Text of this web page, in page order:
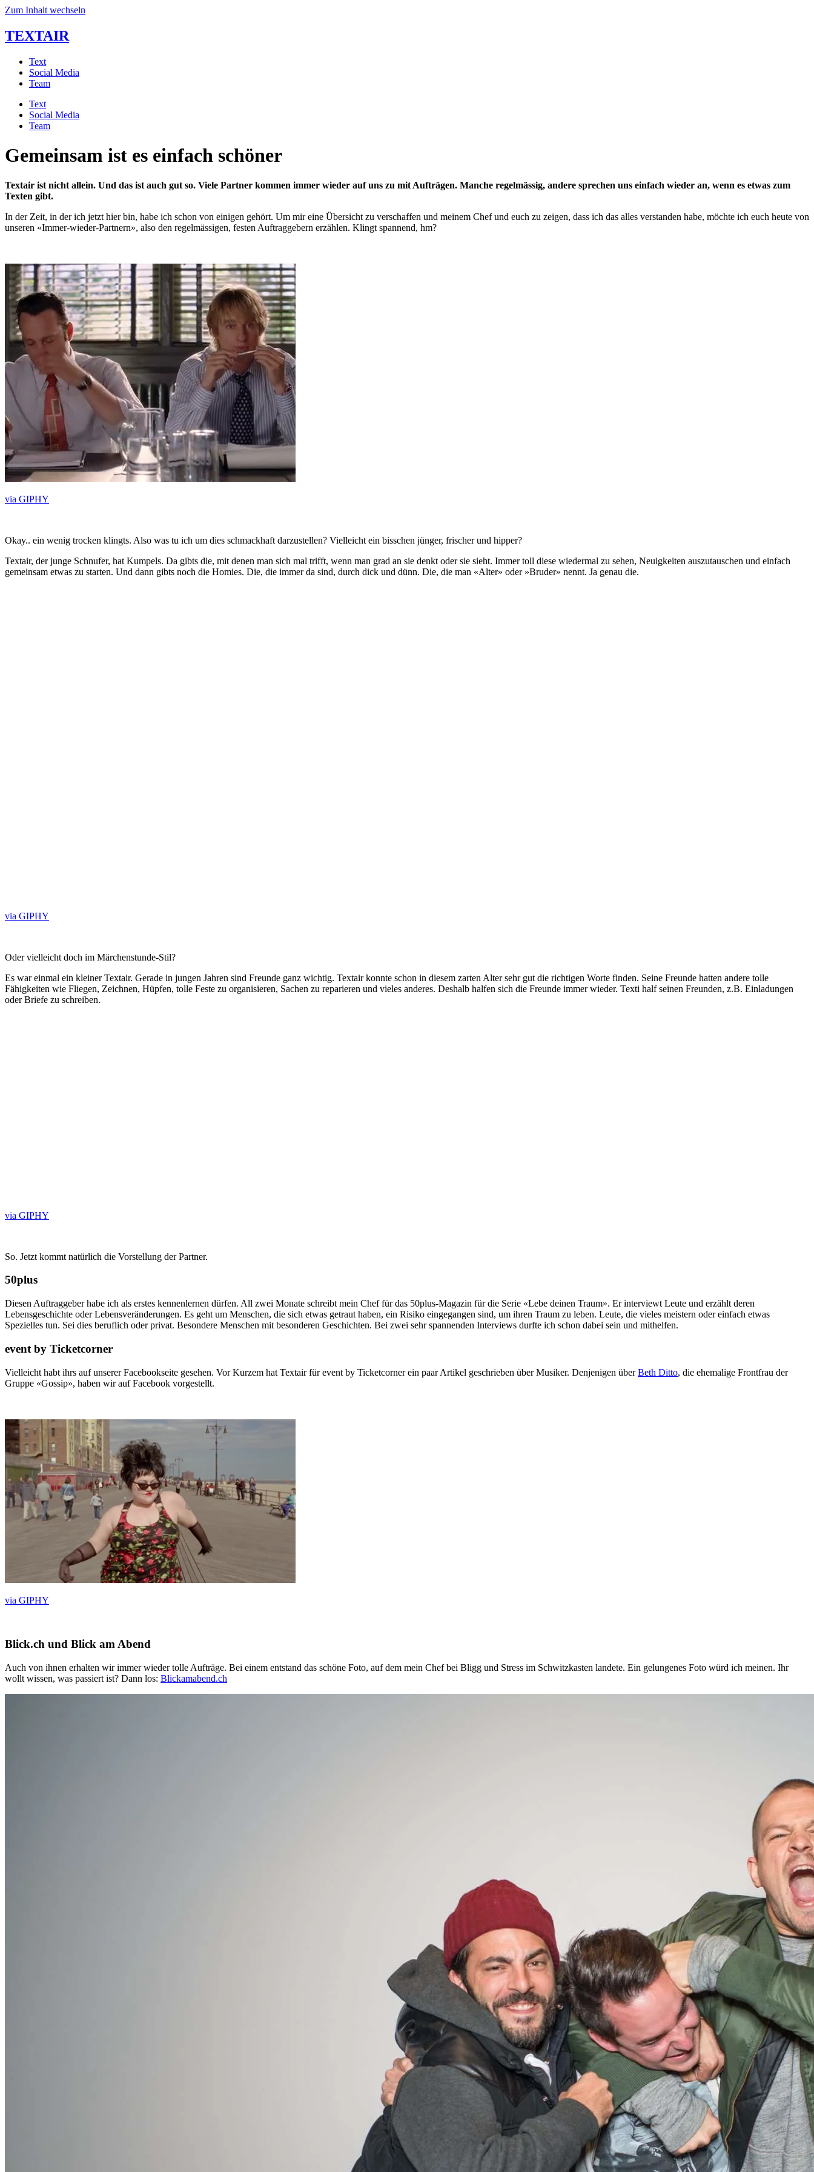
Zum Inhalt wechseln
TEXTAIR
Text
Social Media
Team
Text
Social Media
Team
Gemeinsam ist es einfach schöner
Textair ist nicht allein. Und das ist auch gut so. Viele Partner kommen immer wieder auf uns zu mit Aufträgen. Manche regelmässig, andere sprechen uns einfach wieder an, wenn es etwas zum
Texten gibt.
In der Zeit, in der ich jetzt hier bin, habe ich schon von einigen gehört. Um mir eine Übersicht zu verschaffen und meinem Chef und euch zu zeigen, dass ich das alles verstanden habe, möchte ich euch heute von
unseren «Immer-wieder-Partnern», also den regelmässigen, festen Auftraggebern erzählen. Klingt spannend, hm?
via GIPHY
Okay.. ein wenig trocken klingts. Also was tu ich um dies schmackhaft darzustellen? Vielleicht ein bisschen jünger, frischer und hipper?
Textair, der junge Schnufer, hat Kumpels. Da gibts die, mit denen man sich mal trifft, wenn man grad an sie denkt oder sie sieht. Immer toll diese wiedermal zu sehen, Neuigkeiten auszutauschen und einfach
gemeinsam etwas zu starten. Und dann gibts noch die Homies. Die, die immer da sind, durch dick und dünn. Die, die man «Alter» oder »Bruder» nennt. Ja genau die.
via GIPHY
Oder vielleicht doch im Märchenstunde-Stil?
Es war einmal ein kleiner Textair. Gerade in jungen Jahren sind Freunde ganz wichtig. Textair konnte schon in diesem zarten Alter sehr gut die richtigen Worte finden. Seine Freunde hatten andere tolle
Fähigkeiten wie Fliegen, Zeichnen, Hüpfen, tolle Feste zu organisieren, Sachen zu reparieren und vieles anderes. Deshalb halfen sich die Freunde immer wieder. Texti half seinen Freunden, z.B. Einladungen
oder Briefe zu schreiben.
via GIPHY
So. Jetzt kommt natürlich die Vorstellung der Partner.
50plus
Diesen Auftraggeber habe ich als erstes kennenlernen dürfen. All zwei Monate schreibt mein Chef für das 50plus-Magazin für die Serie «Lebe deinen Traum». Er interviewt Leute und erzählt deren
Lebensgeschichte oder Lebensveränderungen. Es geht um Menschen, die sich etwas getraut haben, ein Risiko eingegangen sind, um ihren Traum zu leben. Leute, die vieles meistern oder einfach etwas
Spezielles tun. Sei dies beruflich oder privat. Besondere Menschen mit besonderen Geschichten. Bei zwei sehr spannenden Interviews durfte ich schon dabei sein und mithelfen.
event by Ticketcorner
Vielleicht habt ihrs auf unserer Facebookseite gesehen. Vor Kurzem hat Textair für event by Ticketcorner ein paar Artikel geschrieben über Musiker. Denjenigen überBeth Ditto, die ehemalige Frontfrau der
Gruppe «Gossip», haben wir auf Facebook vorgestellt.
via GIPHY
Blick.ch und Blick am Abend
Auch von ihnen erhalten wir immer wieder tolle Aufträge. Bei einem entstand das schöne Foto, auf dem mein Chef bei Bligg und Stress im Schwitzkasten landete. Ein gelungenes Foto würd ich meinen. Ihr
wollt wissen, was passiert ist? Dann los: Blickamabend.ch